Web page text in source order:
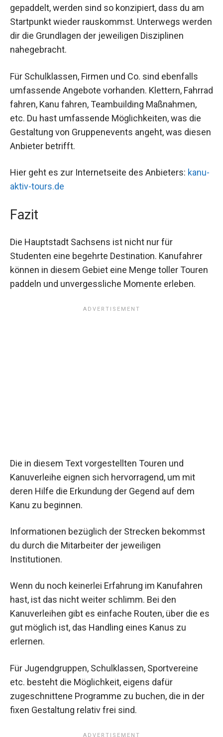
gepaddelt, werden sind so konzipiert, dass du am
Startpunkt wieder rauskommst. Unterwegs werden
dir die Grundlagen der jeweiligen Disziplinen
nahegebracht.
Für Schulklassen, Firmen und Co. sind ebenfalls
umfassende Angebote vorhanden. Klettern, Fahrrad
fahren, Kanu fahren, Teambuilding Maßnahmen,
etc. Du hast umfassende Möglichkeiten, was die
Gestaltung von Gruppenevents angeht, was diesen
Anbieter betrifft.
Hier geht es zur Internetseite des Anbieters: kanu-
aktiv-tours.de
Fazit
Die Hauptstadt Sachsens ist nicht nur für
Studenten eine begehrte Destination. Kanufahrer
können in diesem Gebiet eine Menge toller Touren
paddeln und unvergessliche Momente erleben.
Die in diesem Text vorgestellten Touren und
Kanuverleihe eignen sich hervorragend, um mit
deren Hilfe die Erkundung der Gegend auf dem
Kanu zu beginnen.
Informationen bezüglich der Strecken bekommst
du durch die Mitarbeiter der jeweiligen
Institutionen.
Wenn du noch keinerlei Erfahrung im Kanufahren
hast, ist das nicht weiter schlimm. Bei den
Kanuverleihen gibt es einfache Routen, über die es
gut möglich ist, das Handling eines Kanus zu
erlernen.
Für Jugendgruppen, Schulklassen, Sportvereine
etc. besteht die Möglichkeit, eigens dafür
zugeschnittene Programme zu buchen, die in der
fixen Gestaltung relativ frei sind.